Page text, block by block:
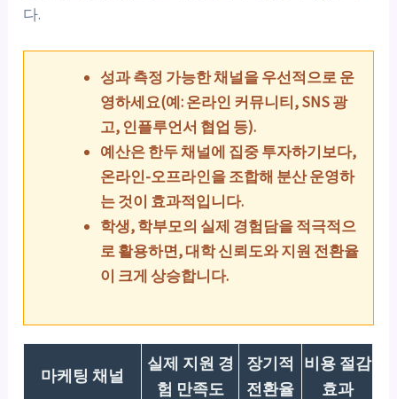
다.
성과 측정 가능한 채널을 우선적으로 운
영하세요(예: 온라인 커뮤니티, SNS 광
고, 인플루언서 협업 등).
예산은 한두 채널에 집중 투자하기보다,
온라인-오프라인을 조합해 분산 운영하
는 것이 효과적입니다.
학생, 학부모의 실제 경험담을 적극적으
로 활용하면, 대학 신뢰도와 지원 전환율
이 크게 상승합니다.
마케팅 채널
실제 지원 경
험 만족도
장기적
전환율
비용 절감
효과